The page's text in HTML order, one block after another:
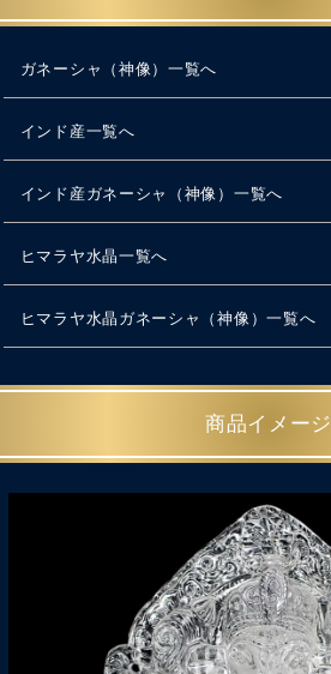
ガネーシャ（神像）一覧へ
インド産一覧へ
インド産ガネーシャ（神像）一覧へ
ヒマラヤ水晶一覧へ
ヒマラヤ水晶ガネーシャ（神像）一覧へ
商品イメージ